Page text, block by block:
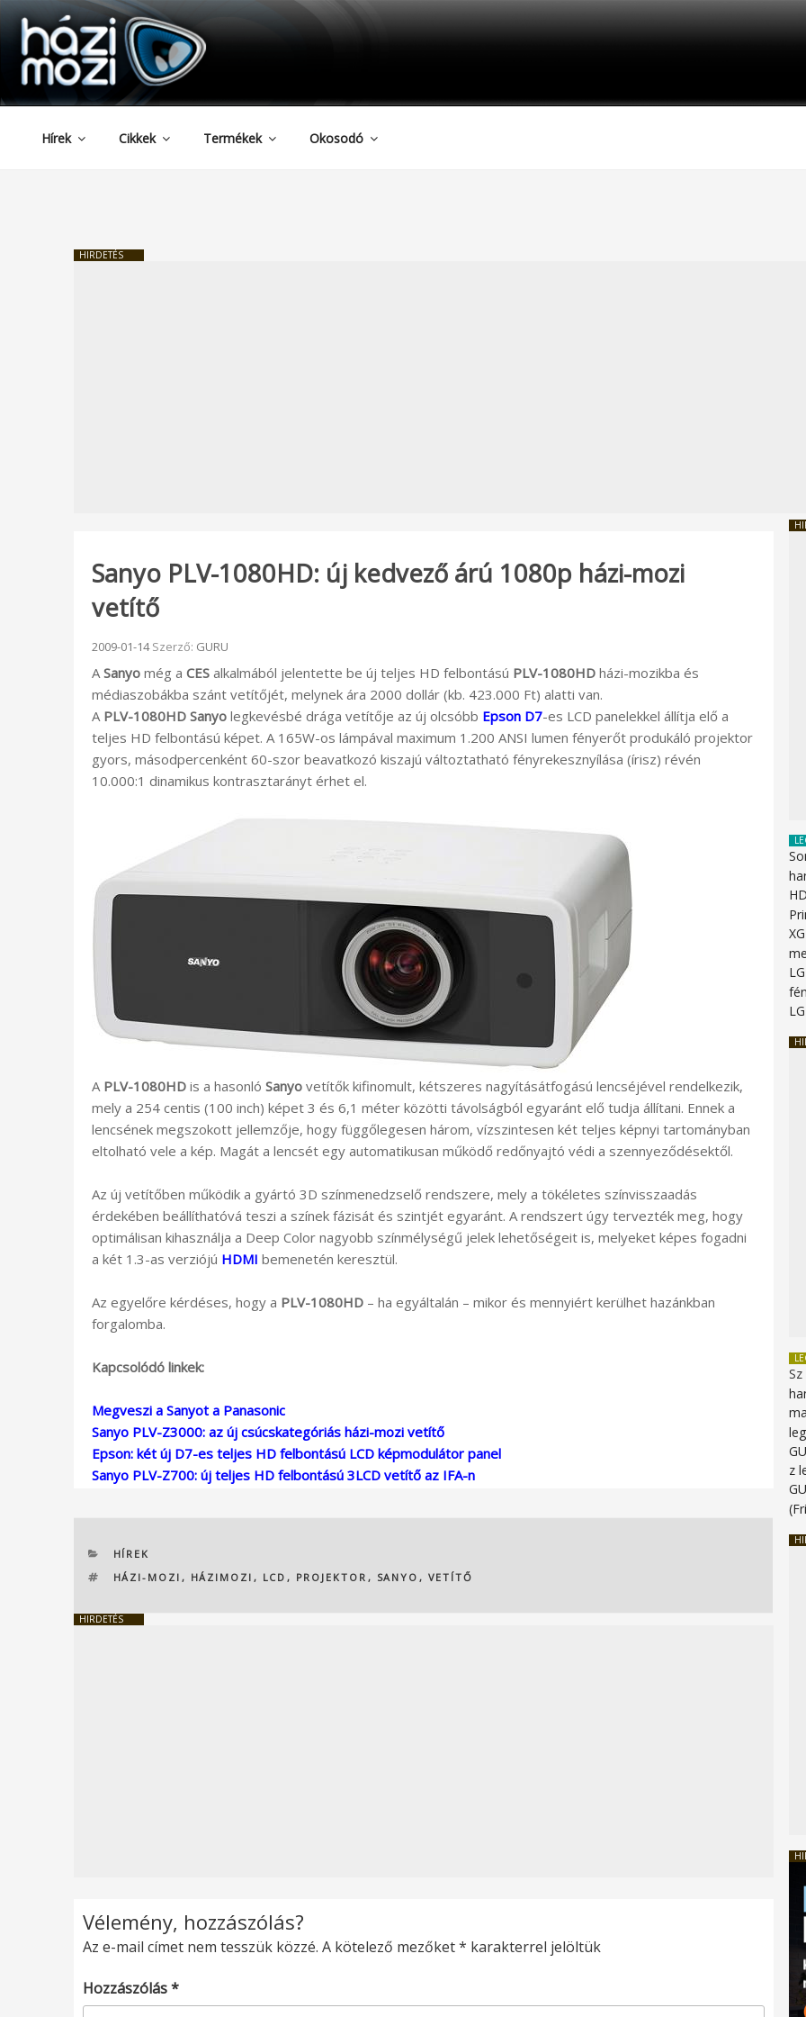
Tartalomhoz
HAZIMOZI
Hírek Cikkek Termékek Okosodó
HIRDETÉS
Sanyo PLV-1080HD: új kedvező árú 1080p házi-mozi
vetítő
Beküldve:
2009-01-14Szerző: GURU
A Sanyo még a CES alkalmából jelentette be új teljes HD felbontású PLV-1080HD házi-mozikba és
médiaszobákba szánt vetítőjét, melynek ára 2000 dollár (kb. 423.000 Ft) alatti van.
A PLV-1080HD Sanyo legkevésbé drága vetítője az új olcsóbb Epson D7-es LCD panelekkel állítja elő a
teljes HD felbontású képet. A 165W-os lámpával maximum 1.200 ANSI lumen fényerőt produkáló projektor
gyors, másodpercenként 60-szor beavatkozó kiszajú változtatható fényrekesznyílása (írisz) révén
10.000:1 dinamikus kontrasztarányt érhet el.
A PLV-1080HD is a hasonló Sanyo vetítők kifinomult, kétszeres nagyításátfogású lencséjével rendelkezik,
mely a 254 centis (100 inch) képet 3 és 6,1 méter közötti távolságból egyaránt elő tudja állítani. Ennek a
lencsének megszokott jellemzője, hogy függőlegesen három, vízszintesen két teljes képnyi tartományban
eltolható vele a kép. Magát a lencsét egy automatikusan működő redőnyajtó védi a szennyeződésektől.
Az új vetítőben működik a gyártó 3D színmenedzselő rendszere, mely a tökéletes színvisszaadás
érdekében beállíthatóvá teszi a színek fázisát és szintjét egyaránt. A rendszert úgy tervezték meg, hogy
optimálisan kihasználja a Deep Color nagyobb színmélységű jelek lehetőségeit is, melyeket képes fogadni
a két 1.3-as verziójú HDMI bemenetén keresztül.
Az egyelőre kérdéses, hogy a PLV-1080HD – ha egyáltalán – mikor és mennyiért kerülhet hazánkban
forgalomba.
Kapcsolódó linkek:
Megveszi a Sanyot a Panasonic
Sanyo PLV-Z3000: az új csúcskategóriás házi-mozi vetítő
Epson: két új D7-es teljes HD felbontású LCD képmodulátor panel
Sanyo PLV-Z700: új teljes HD felbontású 3LCD vetítő az IFA-n
KATEGÓRIÁK
HÍREK
CÍMKÉK
HÁZI-MOZI , HÁZIMOZI , LCD , PROJEKTOR , SANYO , VETÍTŐ
HIRDETÉS
Vélemény, hozzászólás?
Az e-mail címet nem tesszük közzé. A kötelező mezőket* karakterrel jelöltük
Hozzászólás*
z